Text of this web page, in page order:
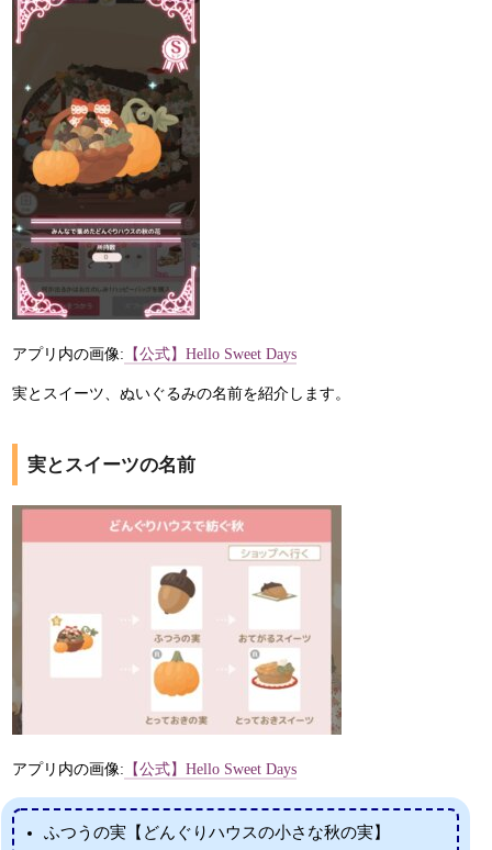
アプリ内の画像: 【公式】Hello Sweet Days
実とスイーツ、ぬいぐるみの名前を紹介します。
実とスイーツの名前
アプリ内の画像: 【公式】Hello Sweet Days
ふつうの実【どんぐりハウスの小さな秋の実】